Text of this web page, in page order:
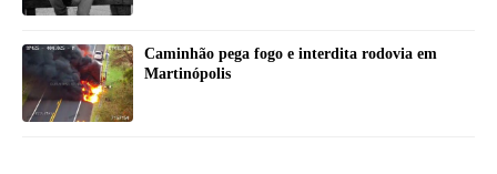
Caminhão pega fogo e interdita rodovia em
Martinópolis